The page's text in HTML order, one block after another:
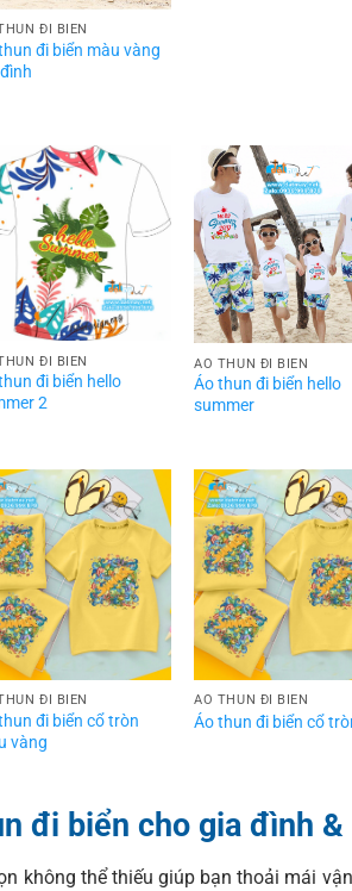
ĐI BIỂN
đi biển màu vàng
ĐI BIỂN
đi biển hello
2
ÁO THUN ĐI BIỂN
Áo thun đi biển hello
summer
ĐI BIỂN
đi biển cổ tròn
vàng
ÁO THUN ĐI BIỂN
Áo thun đi biển cổ
đi biển cho gia đình &
không thể thiếu giúp bạn thoải mái